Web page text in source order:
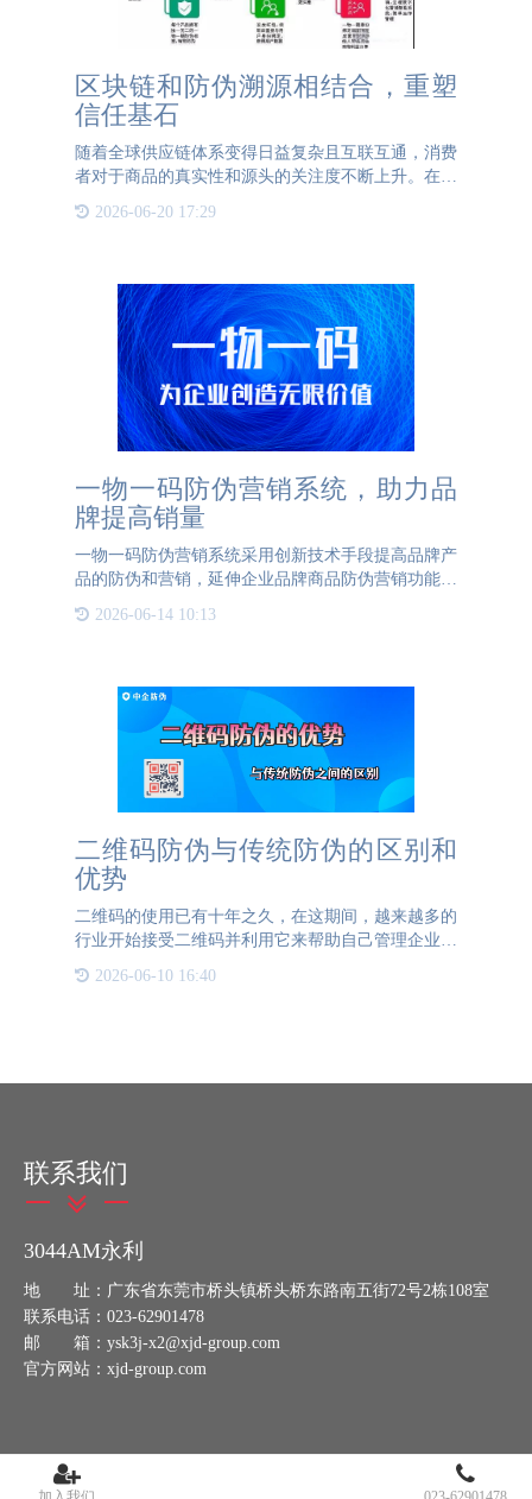
区块链和防伪溯源相结合，重塑
信任基石
随着全球供应链体系变得日益复杂且互联互通，消费
者对于商品的真实性和源头的关注度不断上升。在这
一背景下，传统的防伪技术和追溯机制面临着前所未
有的挑战。如何有效地确保信息的真实性、透明性，
2026-06-20 17:29
一物一码防伪营销系统，助力品
牌提高销量
一物一码防伪营销系统采用创新技术手段提高品牌产
品的防伪和营销，延伸企业品牌商品防伪营销功能的
码防伪营销系统连接品牌与消费者，实现一对一互
2026-06-14 10:13
二维码防伪与传统防伪的区别和
优势
二维码的使用已有十年之久，在这期间，越来越多的
行业开始接受二维码并利用它来帮助自己管理企业。
其中，在近几年较为流行的就是用二维码来为产品防
伪。二维码防伪已经不再是个难以攻破的难题，
2026-06-10 16:40
联系我们
3044AM永利
地 址：广东省东莞市桥头镇桥头桥东路南五街72号2栋108室
联系电话：023-62901478
邮 箱：ysk3j-x2@xjd-group.com
官方网站：xjd-group.com